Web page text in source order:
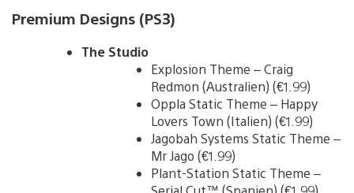
Premium Designs (PS3)
The Studio
Explosion Theme – Craig
Redmon (Australien) (€1.99)
Oppla Static Theme – Happy
Lovers Town (Italien) (€1.99)
Jagobah Systems Static Theme –
Mr Jago (€1.99)
Plant-Station Static Theme –